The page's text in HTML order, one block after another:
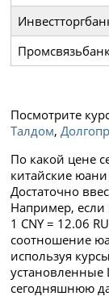
Промсвязьбанк
Посмотрите
Талдом,
По какой цене
китайские
Достаточно
Например, если
1 CNY = 12.06
соотношение
используя
сегодняшнюю